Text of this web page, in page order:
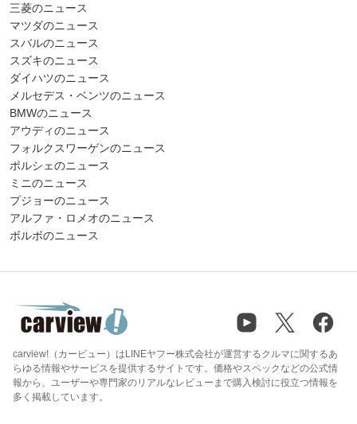
三菱のニュース
マツダのニュース
スバルのニュース
スズキのニュース
ダイハツのニュース
メルセデス・ベンツのニュース
BMWのニュース
アウディのニュース
フォルクスワーゲンのニュース
ポルシェのニュース
ミニのニュース
プジョーのニュース
アルファ・ロメオのニュース
ボルボのニュース
carview!（カービュー）はLINEヤフー株式会社が運営するクルマに関するあ
らゆる情報やサービスを提供するサイトです。価格やスペックなどの公式情
報から、ユーザーや専門家のリアルなレビューまで購入検討に役立つ情報を
多く掲載しています。